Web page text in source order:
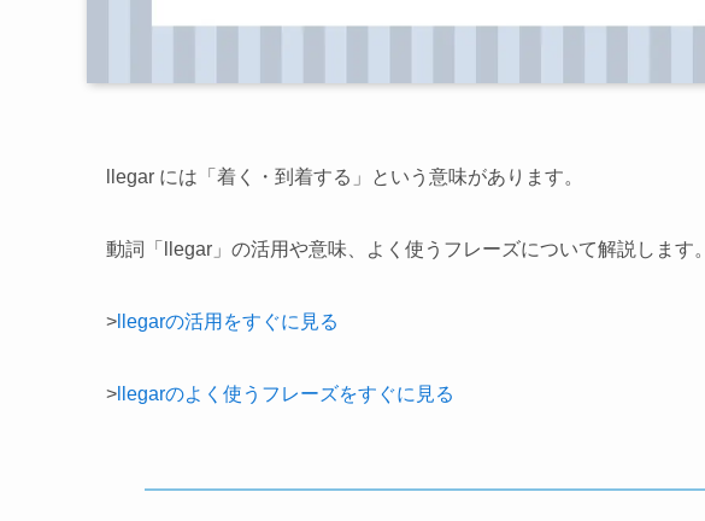
llegar には「着く・到着する」という意味があります。
動詞「llegar」の活用や意味、よく使うフレーズについて解説します。
> llegarの活用をすぐに見る
> llegarのよく使うフレーズをすぐに見る